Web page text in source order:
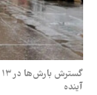
آینده